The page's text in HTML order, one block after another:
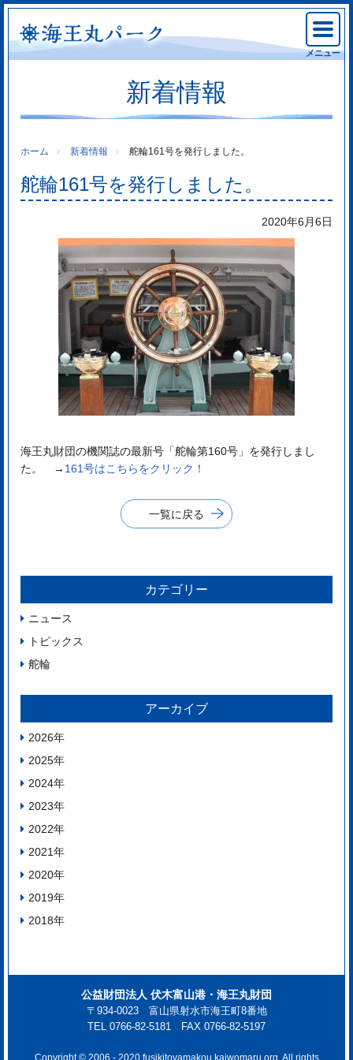
メニュー
新着情報
ホーム 新着情報 舵輪161号を発行しました。
舵輪161号を発行しました。
2020年6月6日
海王丸財団の機関誌の最新号「舵輪第160号」を発行しまし
た。 → 161号はこちらをクリック！
一覧に戻る
カテゴリー
ニュース
トピックス
舵輪
アーカイブ
2026年
2025年
2024年
2023年
2022年
2021年
2020年
2019年
2018年
公益財団法人 伏木富山港・海王丸財団
〒934-0023 富山県射水市海王町8番地
TEL 0766-82-5181 FAX 0766-82-5197
Copyright © 2006 - 2020 fusikitoyamakou kaiwomaru org. All rights